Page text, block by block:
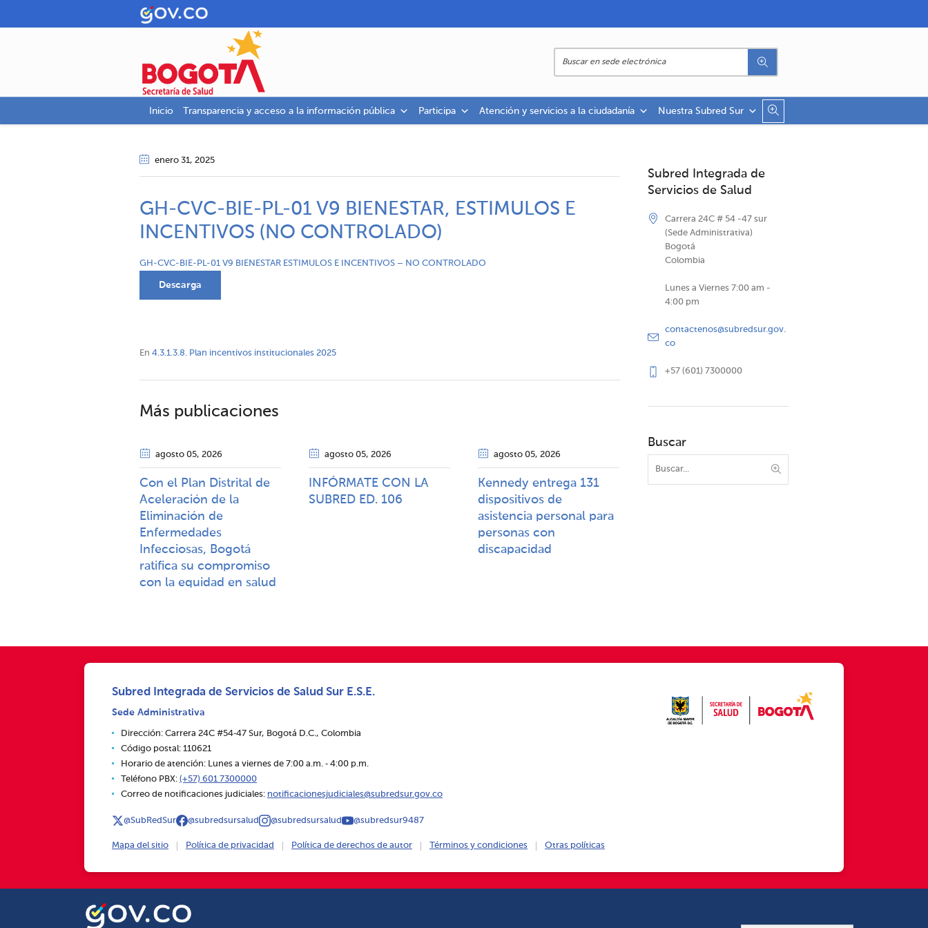
Inicio Transparencia y acceso a la información pública Participa Atención y servicios a la ciudadanía Nuestra Subred Sur
enero 31, 2025
GH-CVC-BIE-PL-01 V9 BIENESTAR, ESTIMULOS E
INCENTIVOS (NO CONTROLADO)
GH-CVC-BIE-PL-01 V9 BIENESTAR ESTIMULOS E INCENTIVOS – NO CONTROLADO
Descarga
En 4.3.1.3.8. Plan incentivos institucionales 2025
Más publicaciones
agosto 05, 2026
Con el Plan Distrital de
Aceleración de la
Eliminación de
Enfermedades
Infecciosas, Bogotá
ratifica su compromiso
con la equidad en salud
agosto 05, 2026
INFÓRMATE CON LA
SUBRED ED. 106
agosto 05, 2026
Kennedy entrega 131
dispositivos de
asistencia personal para
personas con
discapacidad​​
Subred Integrada de
Servicios de Salud
Carrera 24C # 54 -47 sur
(Sede Administrativa)
Bogotá
Colombia
Lunes a Viernes 7:00 am -
4:00 pm
contactenos@subredsur.gov.
co
+57 (601) 7300000
Buscar
Subred Integrada de Servicios de Salud Sur E.S.E.
Sede Administrativa
Dirección: Carrera 24C #54‑47 Sur, Bogotá D.C., Colombia
Código postal: 110621
Horario de atención: Lunes a viernes de 7:00 a.m. ‑ 4:00 p.m.
Teléfono PBX: (+57) 601 7300000
Correo de notificaciones judiciales: notificacionesjudiciales@subredsur.gov.co
@SubRedSur @subredsursalud @subredsursalud @subredsur9487
Mapa del sitio Política de privacidad Política de derechos de autor Términos y condiciones Otras políticas